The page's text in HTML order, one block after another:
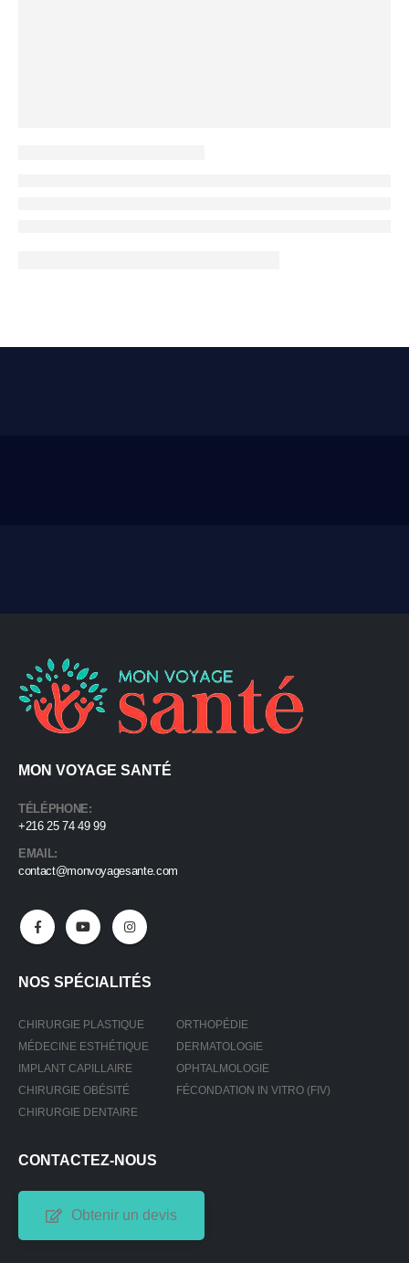
MON VOYAGE SANTÉ
TÉLÉPHONE:
+216 25 74 49 99
EMAIL:
contact@monvoyagesante.com
NOS SPÉCIALITÉS
CHIRURGIE PLASTIQUE
MÉDECINE ESTHÉTIQUE
IMPLANT CAPILLAIRE
CHIRURGIE OBÉSITÉ
CHIRURGIE DENTAIRE
ORTHOPÉDIE
DERMATOLOGIE
OPHTALMOLOGIE
FÉCONDATION IN VITRO (FIV)
CONTACTEZ-NOUS
Obtenir un devis